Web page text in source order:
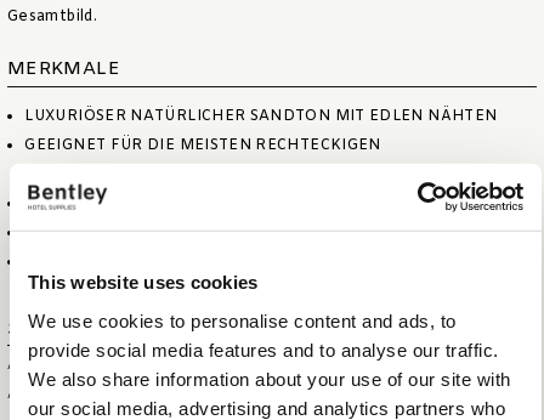
This website uses cookies
We use cookies to personalise content and ads, to
provide social media features and to analyse our traffic.
We also share information about your use of our site with
our social media, advertising and analytics partners who
Gesamtbild.
MERKMALE
LUXURIÖSER NATÜRLICHER SANDTON MIT EDLEN NÄHTEN
GEEIGNET FÜR DIE MEISTEN RECHTECKIGEN
MAGNETISCHER VERSCHLUSSDECKEL AN DER UNTERSEITE
OVALE ÖFFNUNG
Spezifikationen
ARTIKELGRÖSSE (B X T X H)
ARTIKELNETTOGEWICHT